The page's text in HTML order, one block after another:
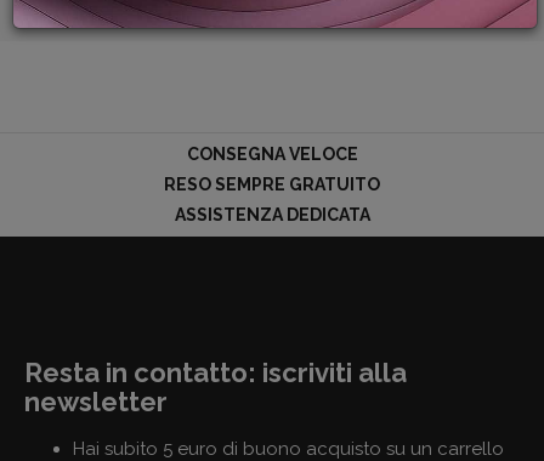
GIFT
CONSEGNA VELOCE
RESO SEMPRE GRATUITO
ASSISTENZA DEDICATA
Resta in contatto: iscriviti alla
newsletter
Hai subito 5 euro di buono acquisto su un carrello